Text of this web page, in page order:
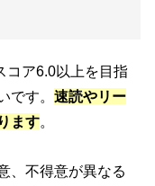
コア6.0以上を目指
です。速読やリー
ます。
、不得意が異なる